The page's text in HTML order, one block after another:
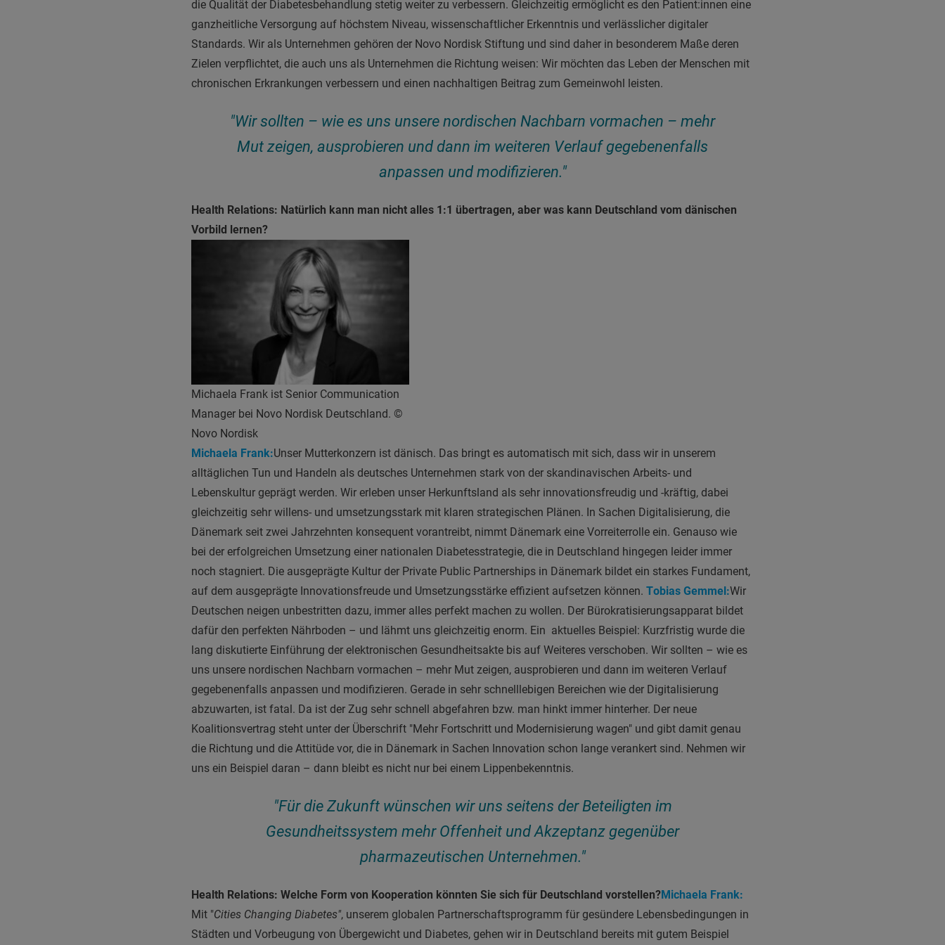
die Qualität der Diabetesbehandlung stetig weiter zu verbessern. Gleichzeitig ermöglicht es den Patient:innen eine
ganzheitliche Versorgung auf höchstem Niveau, wissenschaftlicher Erkenntnis und verlässlicher digitaler
Standards. Wir als Unternehmen gehören der Novo Nordisk Stiftung und sind daher in besonderem Maße deren
Zielen verpflichtet, die auch uns als Unternehmen die Richtung weisen: Wir möchten das Leben der Menschen mit
chronischen Erkrankungen verbessern und einen nachhaltigen Beitrag zum Gemeinwohl leisten.
"Wir sollten – wie es uns unsere nordischen Nachbarn vormachen – mehr
Mut zeigen, ausprobieren und dann im weiteren Verlauf gegebenenfalls
anpassen und modifizieren."
Health Relations: Natürlich kann man nicht alles 1:1 übertragen, aber was kann Deutschland vom dänischen
Vorbild lernen?
Michaela Frank ist Senior Communication
Manager bei Novo Nordisk Deutschland. ©
Novo Nordisk
Michaela Frank:Unser Mutterkonzern ist dänisch. Das bringt es automatisch mit sich, dass wir in unserem
alltäglichen Tun und Handeln als deutsches Unternehmen stark von der skandinavischen Arbeits- und
Lebenskultur geprägt werden. Wir erleben unser Herkunftsland als sehr innovationsfreudig und -kräftig, dabei
gleichzeitig sehr willens- und umsetzungsstark mit klaren strategischen Plänen. In Sachen Digitalisierung, die
Dänemark seit zwei Jahrzehnten konsequent vorantreibt, nimmt Dänemark eine Vorreiterrolle ein. Genauso wie
bei der erfolgreichen Umsetzung einer nationalen Diabetesstrategie, die in Deutschland hingegen leider immer
noch stagniert. Die ausgeprägte Kultur der Private Public Partnerships in Dänemark bildet ein starkes Fundament,
auf dem ausgeprägte Innovationsfreude und Umsetzungsstärke effizient aufsetzen können. Tobias Gemmel :Wir
Deutschen neigen unbestritten dazu, immer alles perfekt machen zu wollen. Der Bürokratisierungsapparat bildet
dafür den perfekten Nährboden – und lähmt uns gleichzeitig enorm. Ein aktuelles Beispiel: Kurzfristig wurde die
lang diskutierte Einführung der elektronischen Gesundheitsakte bis auf Weiteres verschoben. Wir sollten – wie es
uns unsere nordischen Nachbarn vormachen – mehr Mut zeigen, ausprobieren und dann im weiteren Verlauf
gegebenenfalls anpassen und modifizieren. Gerade in sehr schnelllebigen Bereichen wie der Digitalisierung
abzuwarten, ist fatal. Da ist der Zug sehr schnell abgefahren bzw. man hinkt immer hinterher. Der neue
Koalitionsvertrag steht unter der Überschrift "Mehr Fortschritt und Modernisierung wagen" und gibt damit genau
die Richtung und die Attitüde vor, die in Dänemark in Sachen Innovation schon lange verankert sind. Nehmen wir
uns ein Beispiel daran – dann bleibt es nicht nur bei einem Lippenbekenntnis.
"Für die Zukunft wünschen wir uns seitens der Beteiligten im
Gesundheitssystem mehr Offenheit und Akzeptanz gegenüber
pharmazeutischen Unternehmen."
Health Relations: Welche Form von Kooperation könnten Sie sich für Deutschland vorstellen?Michaela Frank:
Mit "Cities Changing Diabetes", unserem globalen Partnerschaftsprogramm für gesündere Lebensbedingungen in
Städten und Vorbeugung von Übergewicht und Diabetes, gehen wir in Deutschland bereits mit gutem Beispiel